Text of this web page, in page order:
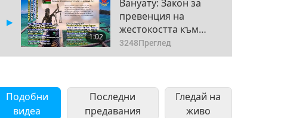
1:02
Вануату: Закон за
превенция на
жестокостта към
животни
3248Преглед
114
домашните
животни
3196
Подобни
видеа
Последни
предавания
Гледай на
живо